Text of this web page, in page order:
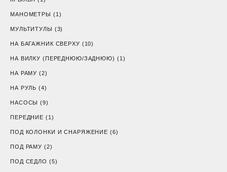
МАНОМЕТРЫ (1)
МУЛЬТИТУЛЫ (3)
НА БАГАЖНИК СВЕРХУ (10)
НА ВИЛКУ (ПЕРЕДНЮЮ/ЗАДНЮЮ) (1)
НА РАМУ (2)
НА РУЛЬ (4)
НАСОСЫ (9)
ПЕРЕДНИЕ (1)
ПОД КОЛОНКИ И СНАРЯЖЕНИЕ (6)
ПОД РАМУ (2)
ПОД СЕДЛО (5)